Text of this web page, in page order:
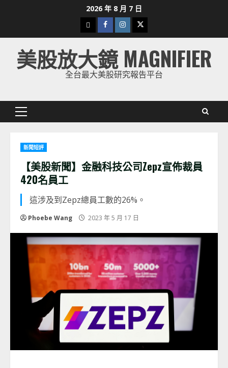
2026 年 8 月 7 日
下
載
美
股
Facebook
Instagram
Twitter
美股放大鏡 MAGNIFIER
全台最大美股研究報告平台
Primary
新聞短評
【美股新聞】金融科技公司Zepz宣佈裁員
420名員工
這涉及到Zepz總員工數的26%。
Phoebe Wang 2023 年 5 月 17 日